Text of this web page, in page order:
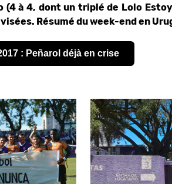
(4 à 4, dont un triplé de Lolo
Résumé du week-end en
: Peñarol déjà en crise